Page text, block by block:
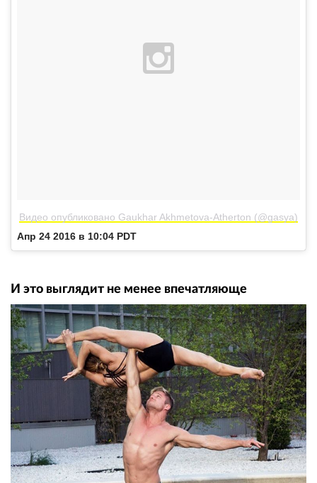
Видео опубликовано Gaukhar Akhmetova-Atherton (@gasya)
Апр 24 2016 в 10:04 PDT
И это выглядит не менее впечатляюще